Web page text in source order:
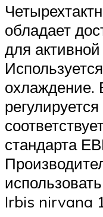
обладает
для
охлаждение.
стандарта
Irbis nirvana